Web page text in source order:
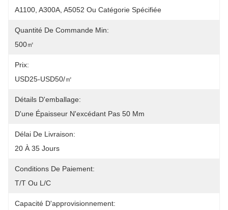
A1100, A300A, A5052 Ou Catégorie Spécifiée
Quantité De Commande Min:
500㎡
Prix:
USD25-USD50/㎡
Détails D'emballage:
D'une Épaisseur N'excédant Pas 50 Mm
Délai De Livraison:
20 À 35 Jours
Conditions De Paiement:
T/T Ou L/C
Capacité D'approvisionnement: